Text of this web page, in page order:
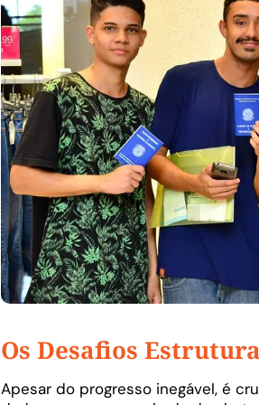
Os Desafios
Apesar do progresso inegável, é